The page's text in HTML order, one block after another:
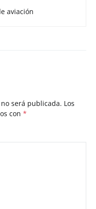
aviación
será publicada. Los
con *